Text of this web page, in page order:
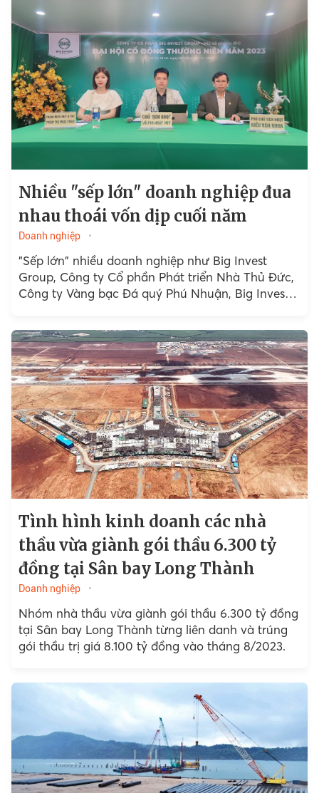
Nhiều "sếp lớn" doanh nghiệp đua
nhau thoái vốn dịp cuối năm
Doanh nghiệp
"Sếp lớn" nhiều doanh nghiệp như Big Invest
Group, Công ty Cổ phần Phát triển Nhà Thủ Đức,
Công ty Vàng bạc Đá quý Phú Nhuận, Big Invest
Tình hình kinh doanh các nhà
thầu vừa giành gói thầu 6.300 tỷ
đồng tại Sân bay Long Thành
Doanh nghiệp
Nhóm nhà thầu vừa giành gói thầu 6.300 tỷ đồng
tại Sân bay Long Thành từng liên danh và trúng
gói thầu trị giá 8.100 tỷ đồng vào tháng 8/2023.